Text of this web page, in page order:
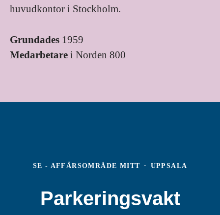
huvudkontor i Stockholm.
Grundades 1959
Medarbetare i Norden 800
SE - AFFÄRSOMRÅDE MITT · UPPSALA
Parkeringsvakt